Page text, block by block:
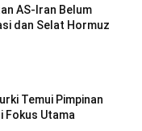
AS-Iran Belum
dan Selat Hormuz
Temui Pimpinan
Fokus Utama